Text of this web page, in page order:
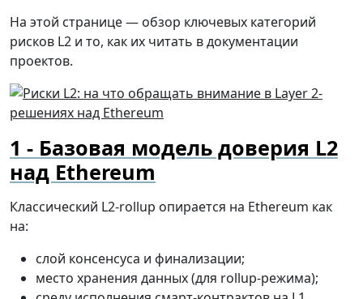
На этой странице — обзор ключевых категорий
рисков L2 и то, как их читать в документации
проектов.
Базовая модель доверия L2
над Ethereum
Классический L2-rollup опирается на Ethereum как
на:
слой консенсуса и финализации;
место хранения данных (для rollup-режима);